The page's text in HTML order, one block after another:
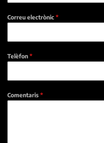
Correu electrònic *
Telèfon *
Comentaris *